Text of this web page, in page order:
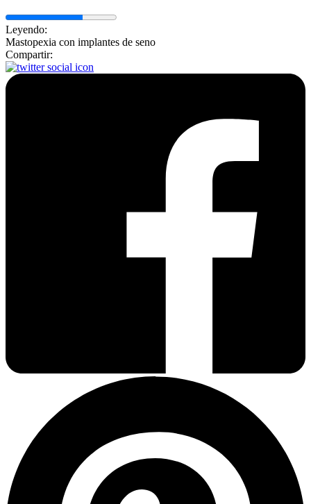
Leyendo:
Mastopexia con implantes de seno
Compartir: